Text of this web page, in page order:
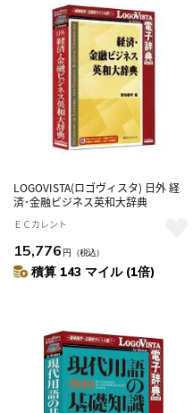
LOGOVISTA(ロゴヴィスタ) 日外 経
済･金融ビジネス英和大辞典
ＥＣカレント
15,776 円 （税込）
積算 143 マイル (1倍)